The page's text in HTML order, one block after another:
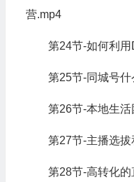
营.mp4
第24节-如何利
第25节-同城号
第26节-本地生
第27节-主播选
第28节-高转化